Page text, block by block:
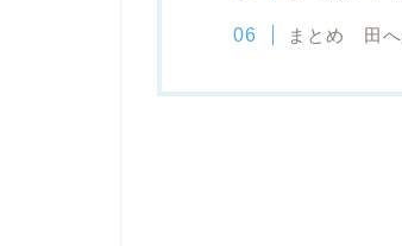
まとめ 田へ